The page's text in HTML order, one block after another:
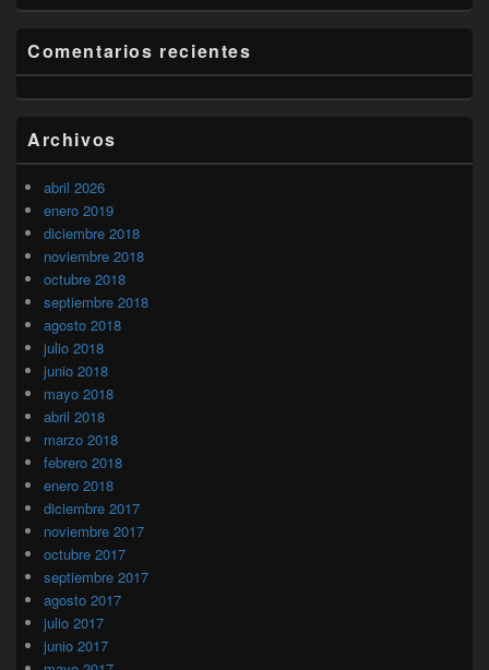
Comentarios recientes
Archivos
abril 2026
enero 2019
diciembre 2018
noviembre 2018
octubre 2018
septiembre 2018
agosto 2018
julio 2018
junio 2018
mayo 2018
abril 2018
marzo 2018
febrero 2018
enero 2018
diciembre 2017
noviembre 2017
octubre 2017
septiembre 2017
agosto 2017
julio 2017
junio 2017